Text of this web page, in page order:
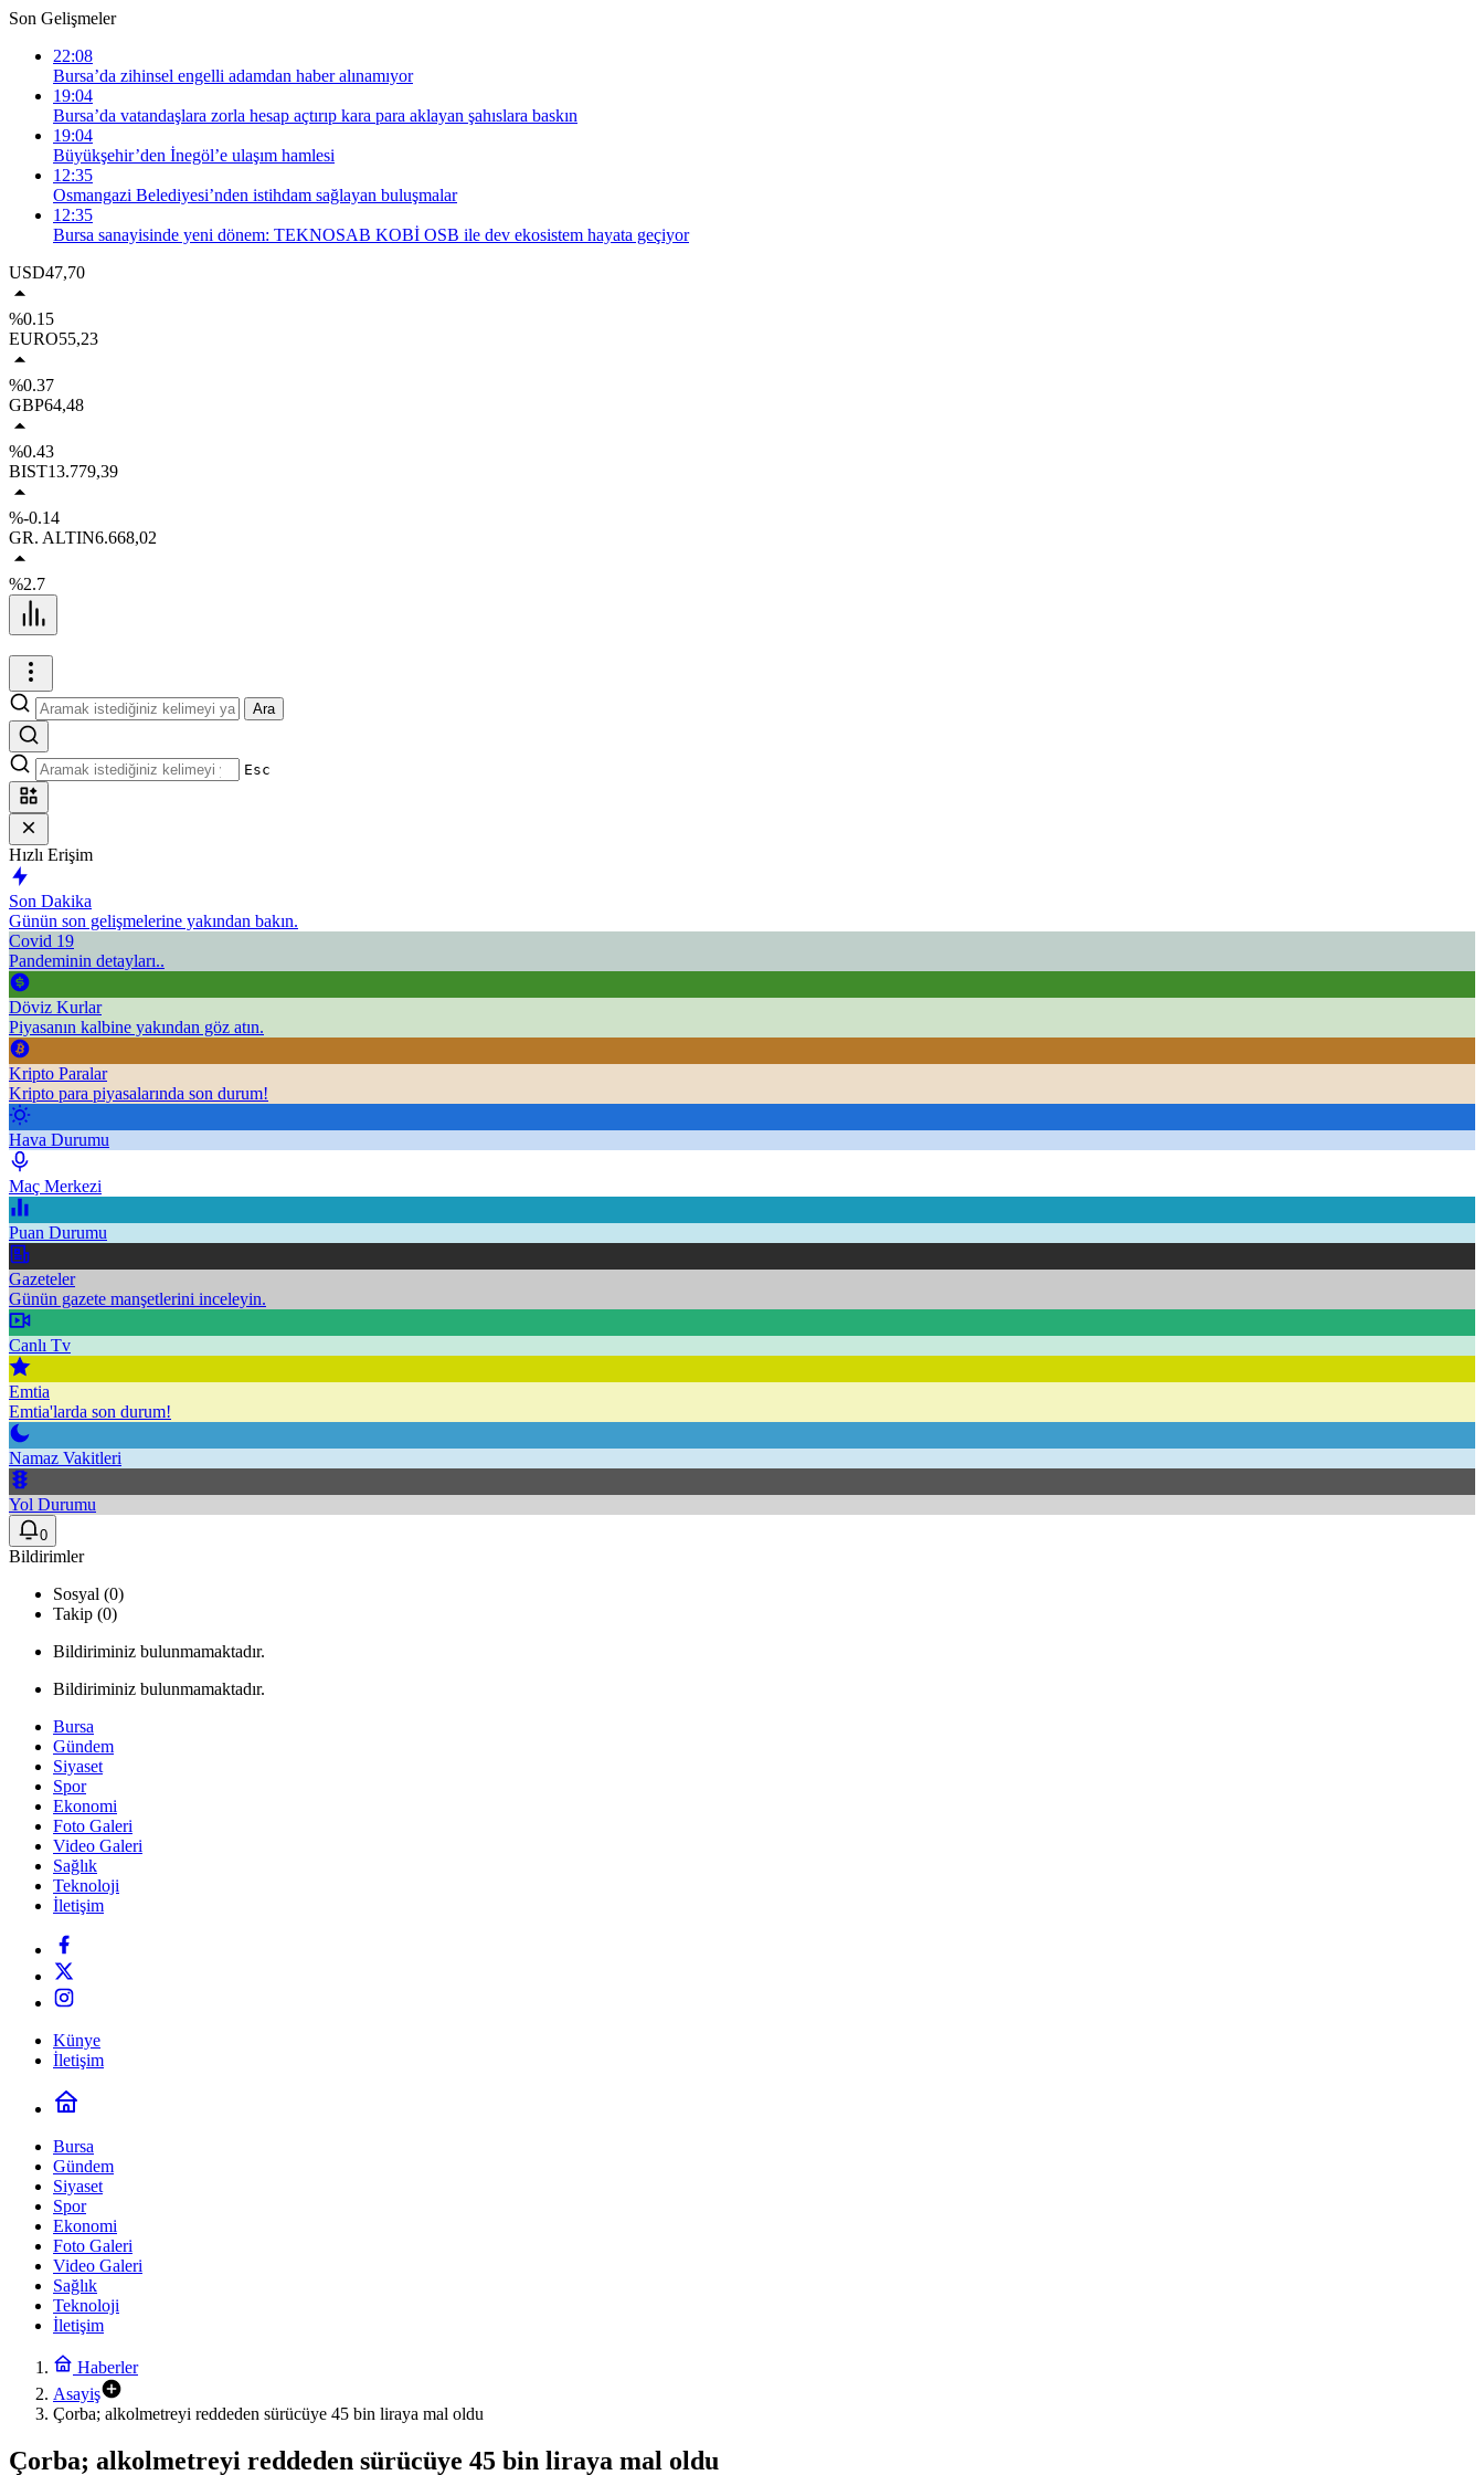
Son Gelişmeler
22:08
Bursa’da zihinsel engelli adamdan haber alınamıyor
19:04
Bursa’da vatandaşlara zorla hesap açtırıp kara para aklayan şahıslara baskın
19:04
Büyükşehir’den İnegöl’e ulaşım hamlesi
12:35
Osmangazi Belediyesi’nden istihdam sağlayan buluşmalar
12:35
Bursa sanayisinde yeni dönem: TEKNOSAB KOBİ OSB ile dev ekosistem hayata geçiyor
USD47,70
%0.15
EURO55,23
%0.37
GBP64,48
%0.43
BIST13.779,39
%-0.14
GR. ALTIN6.668,02
%2.7
Ara
Esc
Hızlı Erişim
Son Dakika
Günün son gelişmelerine yakından bakın.
Covid 19
Pandeminin detayları..
Döviz Kurlar
Piyasanın kalbine yakından göz atın.
Kripto Paralar
Kripto para piyasalarında son durum!
Hava Durumu
Maç Merkezi
Puan Durumu
Gazeteler
Günün gazete manşetlerini inceleyin.
Canlı Tv
Emtia
Emtia'larda son durum!
Namaz Vakitleri
Yol Durumu
0
Bildirimler
Sosyal (0)
Takip (0)
Bildiriminiz bulunmamaktadır.
Bildiriminiz bulunmamaktadır.
Bursa
Gündem
Siyaset
Spor
Ekonomi
Foto Galeri
Video Galeri
Sağlık
Teknoloji
İletişim
Künye
İletişim
Bursa
Gündem
Siyaset
Spor
Ekonomi
Foto Galeri
Video Galeri
Sağlık
Teknoloji
İletişim
Haberler
Asayiş
Çorba; alkolmetreyi reddeden sürücüye 45 bin liraya mal oldu
Çorba; alkolmetreyi reddeden sürücüye 45 bin liraya mal oldu